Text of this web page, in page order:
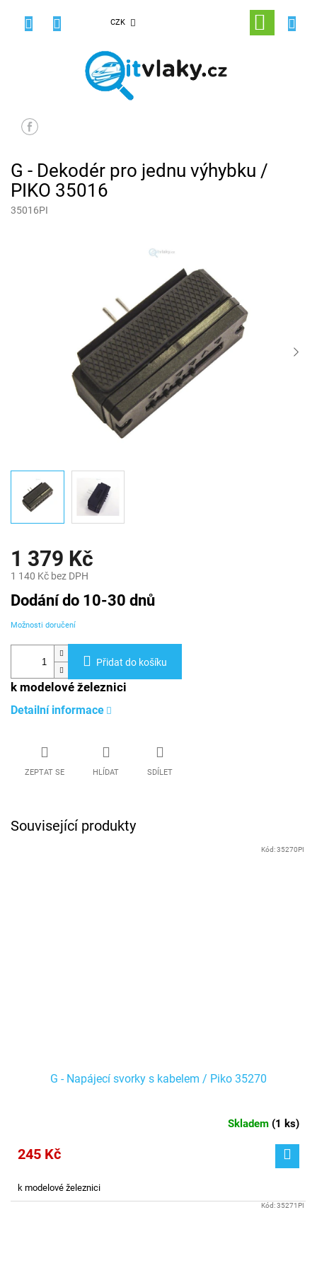
CZK
NÁKUPNÍ
KOŠÍK
G - Dekodér pro jednu výhybku /
PIKO 35016
35016PI
1 379 Kč
1 140 Kč bez DPH
Měrná
cena:
Dodání do 10-30 dnů
Možnosti doručení
Přidat do košíku
k modelové železnici
Detailní informace
ZEPTAT SE HLÍDAT SDÍLET
Související produkty
G - Napájecí svorky s kabelem / Piko 35270
Skladem (1 ks)
245 Kč
k modelové železnici
Kód:35270PI
Kód:35271PI